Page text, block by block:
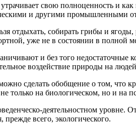
свою полноценность и
и другими промышленными
отдыхать, собирать грибы и
уже не в состоянии в полной
и без того недостаточные
воздействие природы на
сделать обобщение о том, что
только на биологическом, но и на
деятельностном уровне.
всего, экологического.